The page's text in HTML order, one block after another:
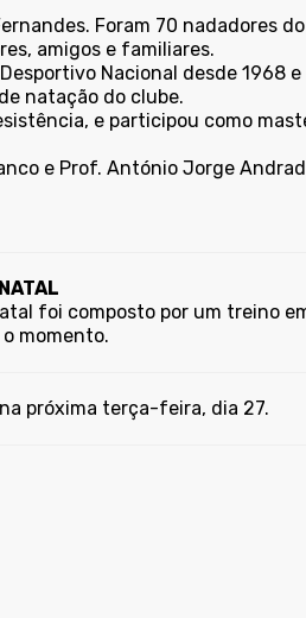
Foram 70 nadadores do
amigos e familiares.
Nacional desde 1968 e
natação do clube.
e participou como
e Prof. António Jorge
foi composto por um treino
momento.
próxima terça-feira, dia 27.